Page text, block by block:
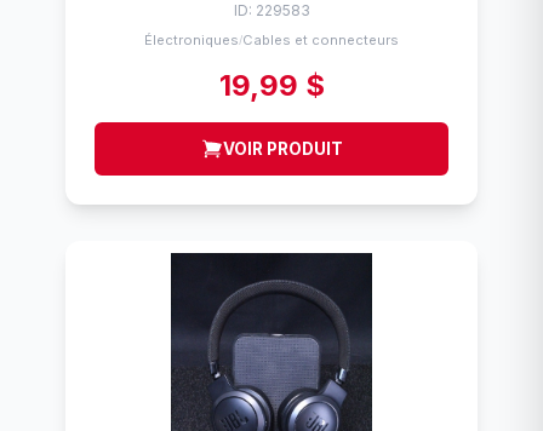
ID: 229583
Électroniques/Cables et connecteurs
19,99 $
VOIR PRODUIT